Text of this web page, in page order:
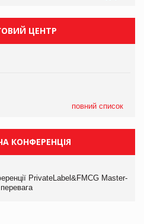
ЦЕНТР
повний список
КОНФЕРЕНЦІЯ
PrivateLabel&FMCG Master-